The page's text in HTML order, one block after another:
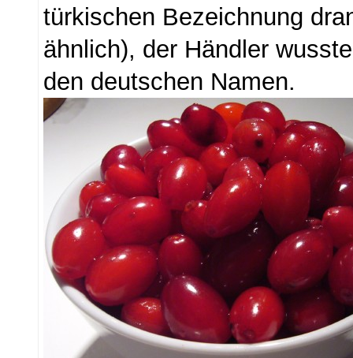
türkischen Bezeichnung
ähnlich), der Händler
den deutschen Namen.